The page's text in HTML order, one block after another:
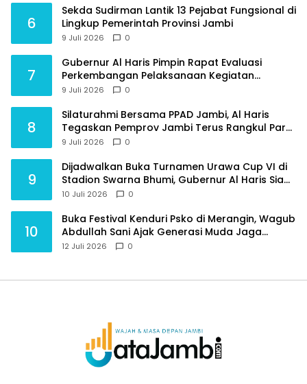
6
Sekda Sudirman Lantik 13 Pejabat Fungsional di
Lingkup Pemerintah Provinsi Jambi
9 Juli 2026 0
7
Gubernur Al Haris Pimpin Rapat Evaluasi
Perkembangan Pelaksanaan Kegiatan
Pembangunan Triwulan II TA 2026
9 Juli 2026 0
8
Silaturahmi Bersama PPAD Jambi, Al Haris
Tegaskan Pemprov Jambi Terus Rangkul Para
Purnawirawan
9 Juli 2026 0
9
Dijadwalkan Buka Turnamen Urawa Cup VI di
Stadion Swarna Bhumi, Gubernur Al Haris Siap
Berlaga Lawan Tim Urawa
10 Juli 2026 0
10
Buka Festival Kenduri Psko di Merangin, Wagub
Abdullah Sani Ajak Generasi Muda Jaga
Budaya dan Jauhi Narkoba
12 Juli 2026 0